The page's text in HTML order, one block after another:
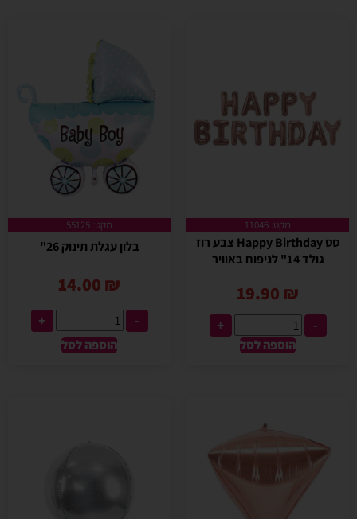
מקט: 11046
סט Happy Birthday צבע רוז
גולד 14" לניפוח באוויר
19.90 ₪
-
+
הוספה לסל
מקט: 55125
בלון עגלת תינוק 26"
14.00 ₪
-
+
הוספה לסל